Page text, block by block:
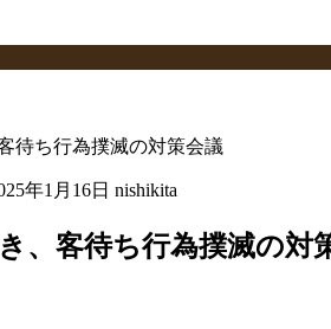
待ち行為撲滅の対策会議
年1月16日 nishikita
き、客待ち行為撲滅の対